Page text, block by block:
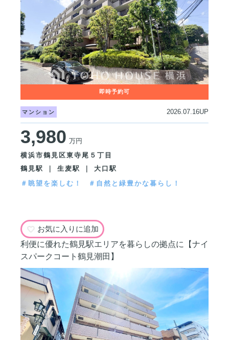
マンション 2026.07.16UP
3,980 万円
横浜市鶴見区東寺尾５丁目
鶴見駅 ｜ 生麦駅 ｜ 大口駅
＃眺望を楽しむ！
＃自然と緑豊かな暮らし！
お気に入りに追加
利便に優れた鶴見駅エリアを暮らしの拠点に【ナイ
スパークコート鶴見潮田】